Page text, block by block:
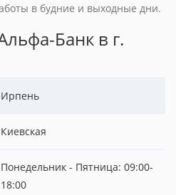
в будние и выходные дни.
Банк в г.
Ирпень
Киевская
Понедельник - Пятница: 09:00-
18:00